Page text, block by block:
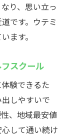
り、思い立っ
です。ウテミ
ます。
スクール
験できるた
しやすいで
、地域最安値
して通い続け